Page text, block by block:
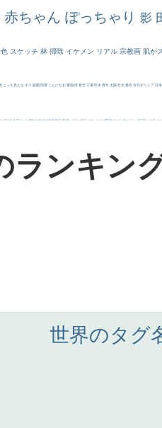
赤ちゃん ぽっちゃり 影
スケッチ 林 掃除 イケメン リアル 宗教画 肌が
こっち見んな キス 庭園 部屋 こんにちわ 素描 塔 青空 工場 巨木 青年 太陽 壮大 着衣 古代ギリシア 日
スター 東方の三博士 114514 かっこいい 受胎告知 天から覗き込む顔 設計図 挿絵 群衆 親子 裸婦 可愛い ピサロ ＃名画で学ぶ「たるみ」 ニーソックス 躍動感 黄色 こわい コート 畦道 レンブラント・ sekkusu 暖かい バブみ 靴下 ショッ
ランキン
世界のタグ